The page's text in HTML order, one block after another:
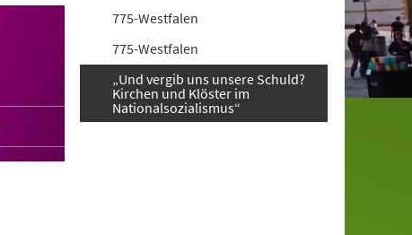
775-Westfalen
775-Westfalen
„Und vergib uns unsere Schuld?
Kirchen und Klöster im
Nationalsozialismus“